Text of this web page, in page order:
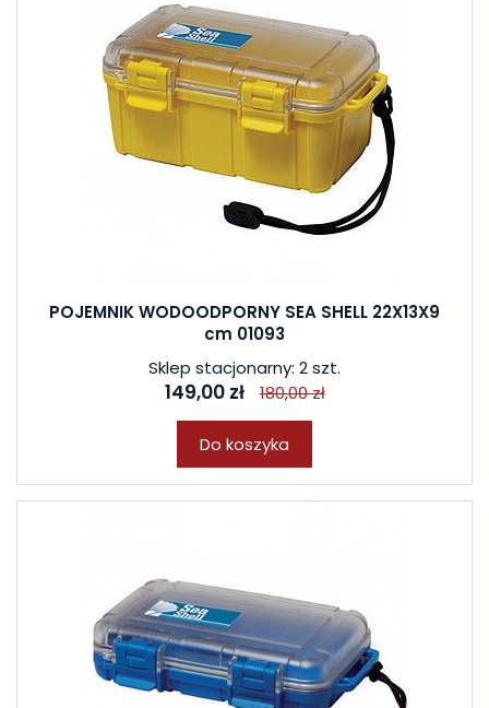
POJEMNIK WODOODPORNY SEA SHELL 22X13X9
cm 01093
Sklep stacjonarny: 2 szt.
149,00 zł 180,00 zł
Do koszyka